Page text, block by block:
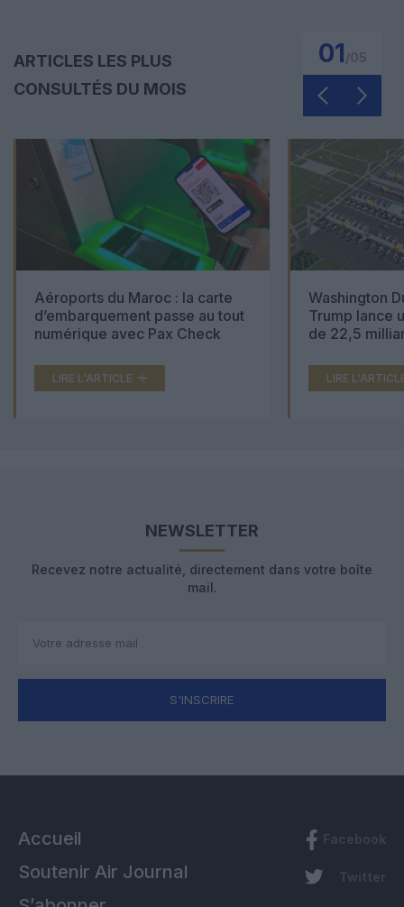
ARTICLES LES PLUS
CONSULTÉS DU MOIS
01
Aéroports du Maroc : la carte
d’embarquement passe au tout
numérique avec Pax Check
LIRE L'ARTICLE
Washington
Trump lance
de 22,5
LIRE
NEWSLETTER
Recevez notre actualité, directement dans votre boîte
mail.
S'INSCRIRE
Accueil
Soutenir Air Journal